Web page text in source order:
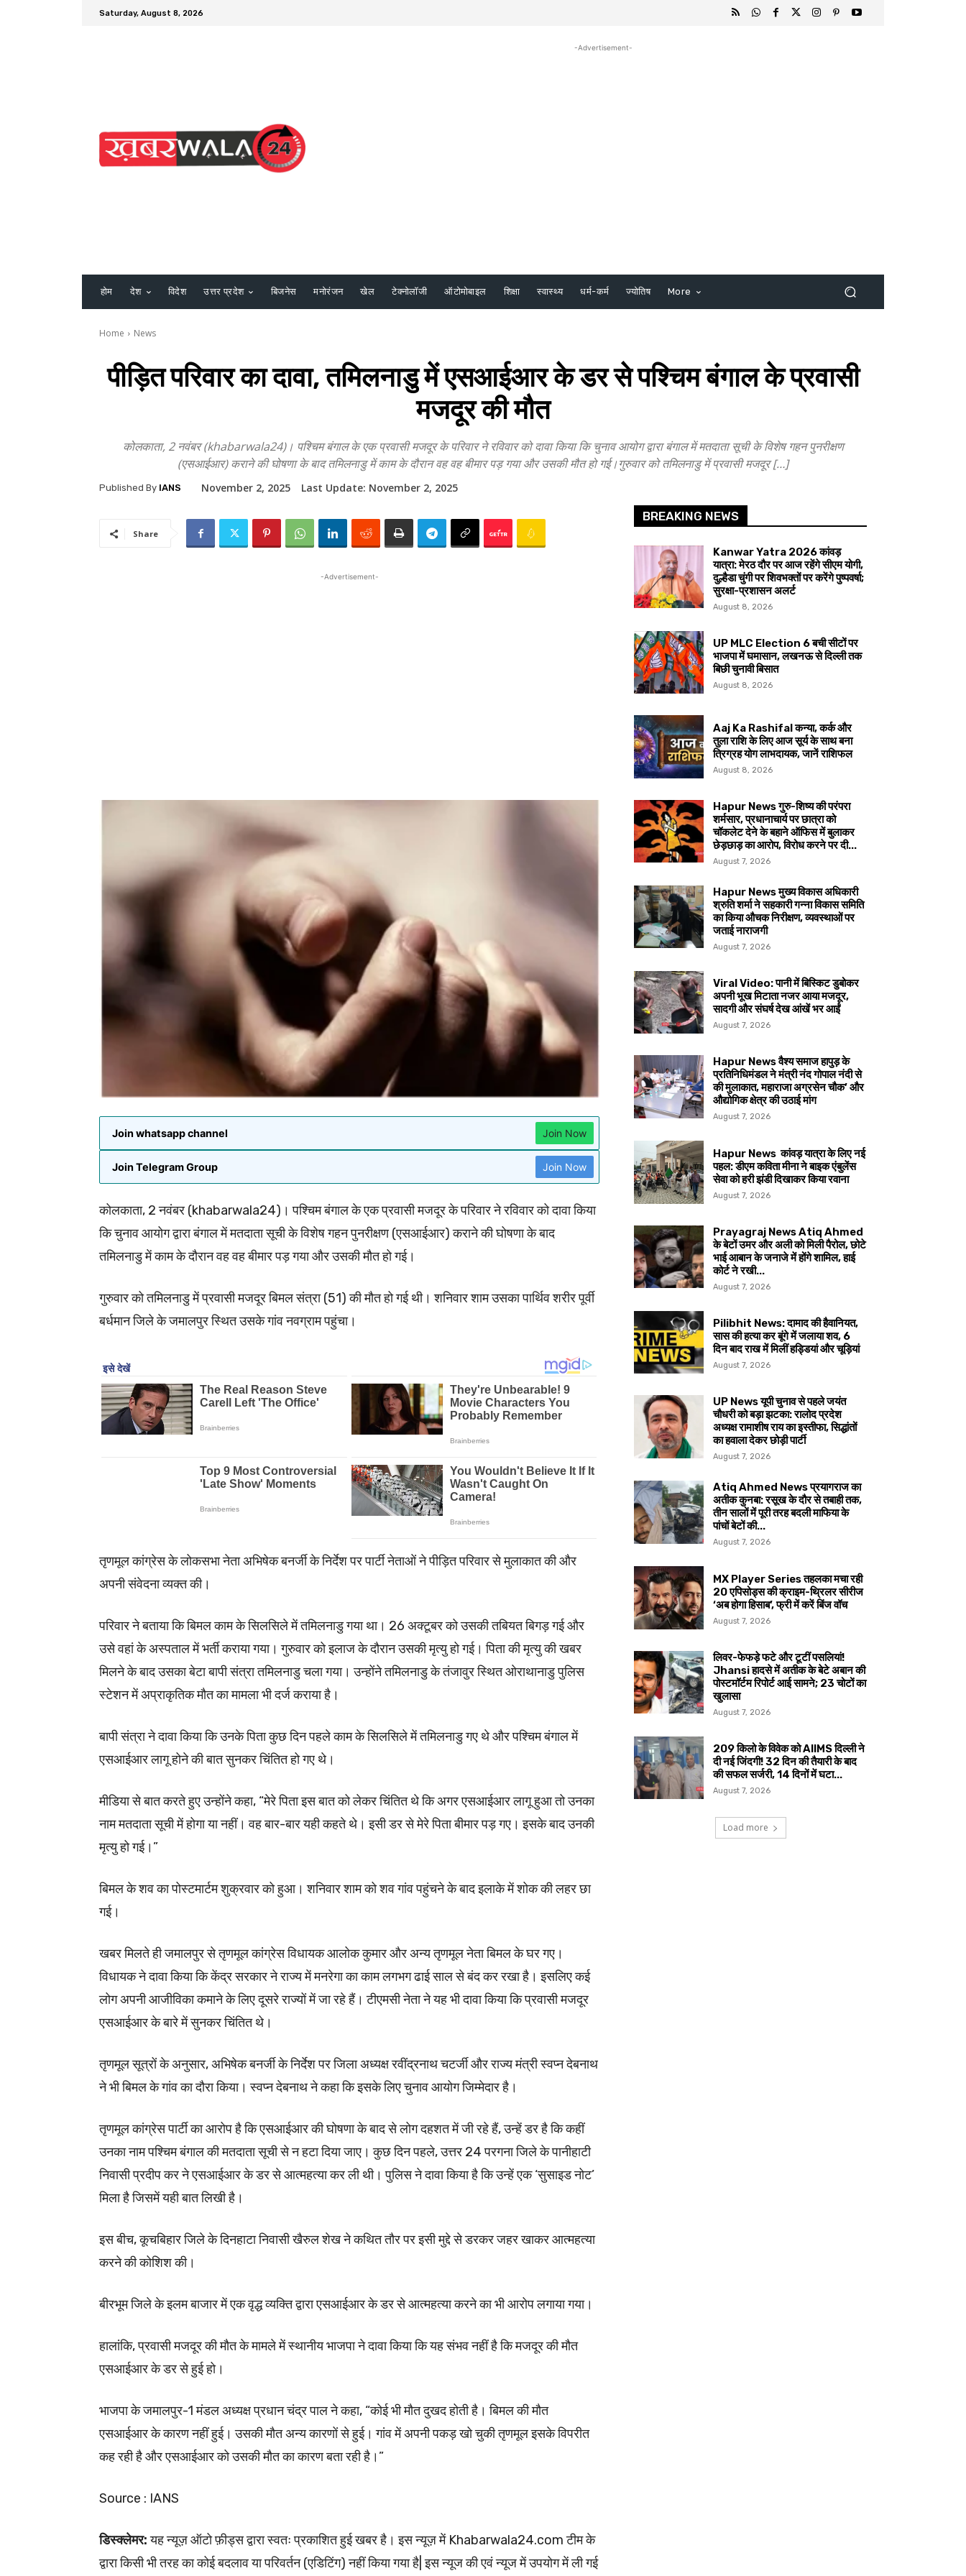
Saturday, August 8, 2026
-Advertisement-
होम देश विदेश उत्तर प्रदेश बिजनेस मनोरंजन खेल टेक्नोलॉजी ऑटोमोबाइल शिक्षा स्वास्थ्य धर्म-कर्म ज्योतिष More
Home News
पीड़ित परिवार का दावा, तमिलनाडु में एसआईआर के डर से पश्चिम बंगाल के प्रवासी
मजदूर की मौत
कोलकाता, 2 नवंबर (khabarwala24)। पश्चिम बंगाल के एक प्रवासी मजदूर के परिवार ने रविवार को दावा किया कि चुनाव आयोग द्वारा बंगाल में मतदाता सूची के विशेष गहन पुनरीक्षण
(एसआईआर) कराने की घोषणा के बाद तमिलनाडु में काम के दौरान वह वह बीमार पड़ गया और उसकी मौत हो गई।गुरुवार को तमिलनाडु में प्रवासी मजदूर […]
Published By IANS November 2, 2025 Last Update: November 2, 2025
Share
-Advertisement-
Join whatsapp channel Join Now
Join Telegram Group Join Now
कोलकाता, 2 नवंबर (khabarwala24)। पश्चिम बंगाल के एक प्रवासी मजदूर के परिवार ने रविवार को दावा किया
कि चुनाव आयोग द्वारा बंगाल में मतदाता सूची के विशेष गहन पुनरीक्षण (एसआईआर) कराने की घोषणा के बाद
तमिलनाडु में काम के दौरान वह वह बीमार पड़ गया और उसकी मौत हो गई।
गुरुवार को तमिलनाडु में प्रवासी मजदूर बिमल संत्रा (51) की मौत हो गई थी। शनिवार शाम उसका पार्थिव शरीर पूर्वी
बर्धमान जिले के जमालपुर स्थित उसके गांव नवग्राम पहुंचा।
तृणमूल कांग्रेस के लोकसभा नेता अभिषेक बनर्जी के निर्देश पर पार्टी नेताओं ने पीड़ित परिवार से मुलाकात की और
अपनी संवेदना व्यक्त की।
परिवार ने बताया कि बिमल काम के सिलसिले में तमिलनाडु गया था। 26 अक्टूबर को उसकी तबियत बिगड़ गई और
उसे वहां के अस्पताल में भर्ती कराया गया। गुरुवार को इलाज के दौरान उसकी मृत्यु हो गई। पिता की मृत्यु की खबर
मिलने के बाद उसका बेटा बापी संत्रा तमिलनाडु चला गया। उन्होंने तमिलनाडु के तंजावुर स्थित ओराथानाडु पुलिस
स्टेशन में अप्राकृतिक मौत का मामला भी दर्ज कराया है।
बापी संत्रा ने दावा किया कि उनके पिता कुछ दिन पहले काम के सिलसिले में तमिलनाडु गए थे और पश्चिम बंगाल में
एसआईआर लागू होने की बात सुनकर चिंतित हो गए थे।
मीडिया से बात करते हुए उन्होंने कहा, “मेरे पिता इस बात को लेकर चिंतित थे कि अगर एसआईआर लागू हुआ तो उनका
नाम मतदाता सूची में होगा या नहीं। वह बार-बार यही कहते थे। इसी डर से मेरे पिता बीमार पड़ गए। इसके बाद उनकी
मृत्यु हो गई।”
बिमल के शव का पोस्टमार्टम शुक्रवार को हुआ। शनिवार शाम को शव गांव पहुंचने के बाद इलाके में शोक की लहर छा
गई।
खबर मिलते ही जमालपुर से तृणमूल कांग्रेस विधायक आलोक कुमार और अन्य तृणमूल नेता बिमल के घर गए।
विधायक ने दावा किया कि केंद्र सरकार ने राज्य में मनरेगा का काम लगभग ढाई साल से बंद कर रखा है। इसलिए कई
लोग अपनी आजीविका कमाने के लिए दूसरे राज्यों में जा रहे हैं। टीएमसी नेता ने यह भी दावा किया कि प्रवासी मजदूर
एसआईआर के बारे में सुनकर चिंतित थे।
तृणमूल सूत्रों के अनुसार, अभिषेक बनर्जी के निर्देश पर जिला अध्यक्ष रवींद्रनाथ चटर्जी और राज्य मंत्री स्वप्न देबनाथ
ने भी बिमल के गांव का दौरा किया। स्वप्न देबनाथ ने कहा कि इसके लिए चुनाव आयोग जिम्मेदार है।
तृणमूल कांग्रेस पार्टी का आरोप है कि एसआईआर की घोषणा के बाद से लोग दहशत में जी रहे हैं, उन्हें डर है कि कहीं
उनका नाम पश्चिम बंगाल की मतदाता सूची से न हटा दिया जाए। कुछ दिन पहले, उत्तर 24 परगना जिले के पानीहाटी
निवासी प्रदीप कर ने एसआईआर के डर से आत्महत्या कर ली थी। पुलिस ने दावा किया है कि उन्हें एक ‘सुसाइड नोट’
मिला है जिसमें यही बात लिखी है।
इस बीच, कूचबिहार जिले के दिनहाटा निवासी खैरुल शेख ने कथित तौर पर इसी मुद्दे से डरकर जहर खाकर आत्महत्या
करने की कोशिश की।
बीरभूम जिले के इलम बाजार में एक वृद्ध व्यक्ति द्वारा एसआईआर के डर से आत्महत्या करने का भी आरोप लगाया गया।
हालांकि, प्रवासी मजदूर की मौत के मामले में स्थानीय भाजपा ने दावा किया कि यह संभव नहीं है कि मजदूर की मौत
एसआईआर के डर से हुई हो।
भाजपा के जमालपुर-1 मंडल अध्यक्ष प्रधान चंद्र पाल ने कहा, “कोई भी मौत दुखद होती है। बिमल की मौत
एसआईआर के कारण नहीं हुई। उसकी मौत अन्य कारणों से हुई। गांव में अपनी पकड़ खो चुकी तृणमूल इसके विपरीत
कह रही है और एसआईआर को उसकी मौत का कारण बता रही है।”
Source : IANS
डिस्क्लेमर:यह न्यूज़ ऑटो फ़ीड्स द्वारा स्वतः प्रकाशित हुई खबर है। इस न्यूज़ में Khabarwala24.com टीम के
द्वारा किसी भी तरह का कोई बदलाव या परिवर्तन (एडिटिंग) नहीं किया गया है| इस न्यूज की एवं न्यूज में उपयोग में ली गई
BREAKING NEWS
Kanwar Yatra 2026 कांवड़
यात्रा: मेरठ दौर पर आज रहेंगे सीएम योगी,
दुल्हैडा चुंगी पर शिवभक्तों पर करेंगे पुष्पवर्षा;
सुरक्षा-प्रशासन अलर्ट
August 8, 2026
UP MLC Election 6 बची सीटों पर
भाजपा में घमासान, लखनऊ से दिल्ली तक
बिछी चुनावी बिसात
August 8, 2026
Aaj Ka Rashifal कन्या, कर्क और
तुला राशि के लिए आज सूर्य के साथ बना
त्रिग्रह योग लाभदायक, जानें राशिफल
August 8, 2026
Hapur News गुरु-शिष्य की परंपरा
शर्मसार, प्रधानाचार्य पर छात्रा को
चॉकलेट देने के बहाने ऑफिस में बुलाकर
छेड़छाड़ का आरोप, विरोध करने पर दी...
August 7, 2026
Hapur News मुख्य विकास अधिकारी
श्रुति शर्मा ने सहकारी गन्ना विकास समिति
का किया औचक निरीक्षण, व्यवस्थाओं पर
जताई नाराजगी
August 7, 2026
Viral Video: पानी में बिस्किट डुबोकर
अपनी भूख मिटाता नजर आया मजदूर,
सादगी और संघर्ष देख आंखें भर आईं
August 7, 2026
Hapur News वैश्य समाज हापुड़ के
प्रतिनिधिमंडल ने मंत्री नंद गोपाल नंदी से
की मुलाकात, महाराजा अग्रसेन चौक’ और
औद्योगिक क्षेत्र की उठाई मांग
August 7, 2026
Hapur News कांवड़ यात्रा के लिए नई
पहल: डीएम कविता मीना ने बाइक एंबुलेंस
सेवा को हरी झंडी दिखाकर किया रवाना
August 7, 2026
Prayagraj News Atiq Ahmed
के बेटों उमर और अली को मिली पैरोल, छोटे
भाई आबान के जनाजे में होंगे शामिल, हाई
कोर्ट ने रखी...
August 7, 2026
Pilibhit News: दामाद की हैवानियत,
सास की हत्या कर बूंगे में जलाया शव, 6
दिन बाद राख में मिलीं हड्डियां और चूड़ियां
August 7, 2026
UP News यूपी चुनाव से पहले जयंत
चौधरी को बड़ा झटका: रालोद प्रदेश
अध्यक्ष रामाशीष राय का इस्तीफा, सिद्धांतों
का हवाला देकर छोड़ी पार्टी
August 7, 2026
Atiq Ahmed News प्रयागराज का
अतीक कुनबा: रसूख के दौर से तबाही तक,
तीन सालों में पूरी तरह बदली माफिया के
पांचों बेटों की...
August 7, 2026
MX Player Series तहलका मचा रही
20 एपिसोड्स की क्राइम-थ्रिलर सीरीज
‘अब होगा हिसाब’, फ्री में करें बिंज वॉच
August 7, 2026
लिवर-फेफड़े फटे और टूटीं पसलियां!
Jhansi हादसे में अतीक के बेटे अबान की
पोस्टमॉर्टम रिपोर्ट आई सामने; 23 चोटों का
खुलासा
August 7, 2026
209 किलो के विवेक को AIIMS दिल्ली ने
दी नई जिंदगी! 32 दिन की तैयारी के बाद
की सफल सर्जरी, 14 दिनों में घटा...
August 7, 2026
Load more